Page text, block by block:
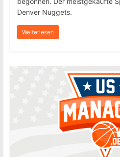
Denver Nuggets.
Weiterlesen